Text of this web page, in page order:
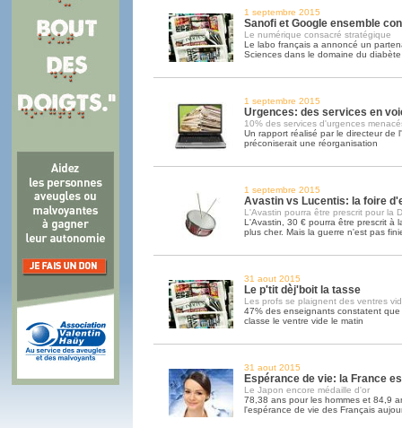
1 septembre 2015
Sanofi et Google ensemble
Le numérique consacré stratégique
Le labo français a annoncé un
Sciences dans le domaine du diabète
1 septembre 2015
Urgences: des services en
10% des services d'urgences
Un rapport réalisé par le directeur de
préconiserait une réorganisation
1 septembre 2015
Avastin vs Lucentis: la foire
L'Avastin pourra être prescrit pour la
L'Avastin, 30 € pourra être prescrit à
plus cher. Mais la guerre n'est pas
31 aout 2015
Le p'tit dèj'boit la tasse
Les profs se plaignent des ventres
47% des enseignants constatent
classe le ventre vide le matin
31 aout 2015
Espérance de vie: la France
Le Japon encore médaille d'or
78,38 ans pour les hommes et 84,9
l'espérance de vie des Français